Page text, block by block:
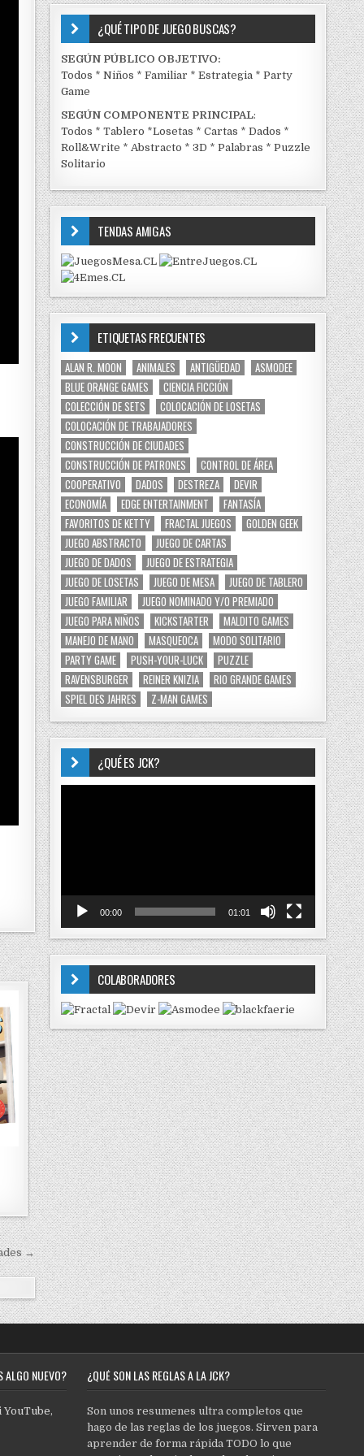
→
¿QUÉ TIPO DE JUEGO BUSCAS?
SEGÚN PÚBLICO OBJETIVO:
Todos *Niños *Familiar *Estrategia *Party
Game
SEGÚN COMPONENTE PRINCIPAL:
Todos *Tablero *Losetas *Cartas *Dados *
Roll&Write *Abstracto *3D *Palabras *Puzzle
Solitario
TENDAS AMIGAS
ETIQUETAS FRECUENTES
ALAN R. MOON ANIMALES ANTIGÜEDAD
ASMODEE
BLUE ORANGE GAMES
CIENCIA FICCIÓN
COLECCIÓN DE SETS
COLOCACIÓN DE LOSETAS
COLOCACIÓN DE TRABAJADORES
CONSTRUCCIÓN DE CIUDADES
CONSTRUCCIÓN DE PATRONES
CONTROL DE ÁREA
COOPERATIVO
DADOS DESTREZA
DEVIR
ECONOMÍA
EDGE ENTERTAINMENT
FANTASÍA
FAVORITOS DE KETTY
FRACTAL JUEGOS
GOLDEN GEEK
JUEGO ABSTRACTO
JUEGO DE CARTAS
JUEGO DE DADOS
JUEGO DE ESTRATEGIA
JUEGO DE LOSETAS
JUEGO DE MESA
JUEGO DE TABLERO
JUEGO FAMILIAR
JUEGO NOMINADO Y/O PREMIADO
JUEGO PARA NIÑOS
KICKSTARTER
MALDITO GAMES
MANEJO DE MANO
MASQUEOCA
MODO SOLITARIO
PARTY GAME
PUSH-YOUR-LUCK
PUZZLE
RAVENSBURGER
REINER KNIZIA
RIO GRANDE GAMES
SPIEL DES JAHRES
Z-MAN GAMES
¿QUÉ ES JCK?
00:00 01:01
COLABORADORES
ALGO NUEVO?
YouTube,
¿QUÉ SON LAS REGLAS A LA JCK?
Son unos resumenes ultra completos que
hago de las reglas de los juegos. Sirven para
aprender de forma rápida TODO lo que